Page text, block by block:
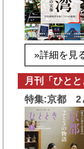
»詳細を見
月刊「ひとと
特集:京都 2